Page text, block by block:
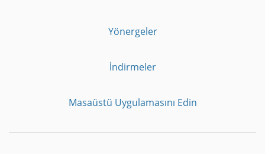
Yönergeler
İndirmeler
Masaüstü Uygulamasını Edin